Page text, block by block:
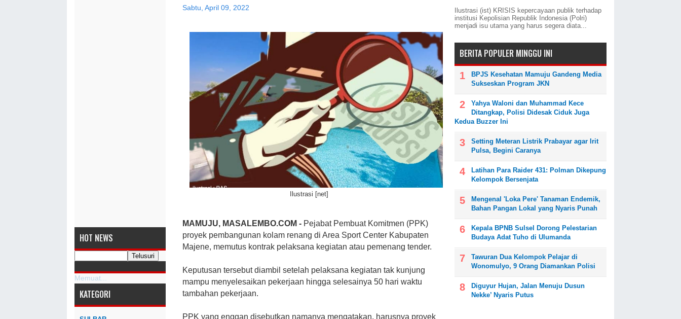
HOT NEWS
Memuat...
KATEGORI
Sabtu, April 09, 2022
Ilustrasi [net]
MAMUJU, MASALEMBO.COM - Pejabat Pembuat Komitmen (PPK)
proyek pembangunan kolam renang di Area Sport Center Kabupaten
Majene, memutus kontrak pelaksana kegiatan atau pemenang tender.
Keputusan tersebut diambil setelah pelaksana kegiatan tak kunjung
mampu menyelesaikan pekerjaan hingga selesainya 50 hari waktu
tambahan pekerjaan.
PPK yang enggan disebutkan namanya mengatakan, harusnya proyek
Ilustrasi (ist) KRISIS kepercayaan publik terhadap
institusi Kepolisian Republik Indonesia (Polri)
menjadi isu utama yang harus segera diata...
BERITA POPULER MINGGU INI
BPJS Kesehatan Mamuju Gandeng Media
Sukseskan Program JKN
Yahya Waloni dan Muhammad Kece
Ditangkap, Polisi Didesak Ciduk Juga
Kedua Buzzer Ini
Setting Meteran Listrik Prabayar agar Irit
Pulsa, Begini Caranya
Latihan Para Raider 431: Polman Dikepung
Kelompok Bersenjata
Mengenal 'Loka Pere' Tanaman Endemik,
Bahan Pangan Lokal yang Nyaris Punah
Kepala BPNB Sulsel Dorong Pelestarian
Budaya Adat Tuho di Ulumanda
Tawuran Dua Kelompok Pelajar di
Wonomulyo, 9 Orang Diamankan Polisi
Diguyur Hujan, Jalan Menuju Dusun
Nekke’ Nyaris Putus